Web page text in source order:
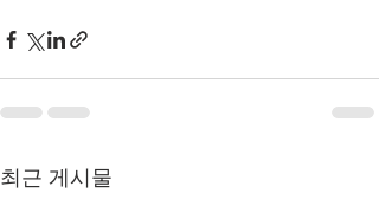
최근 게시물